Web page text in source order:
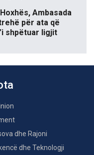
Ambasada
për ata që
shpëtuar ligjit
dhe Rajoni
dhe Teknologji